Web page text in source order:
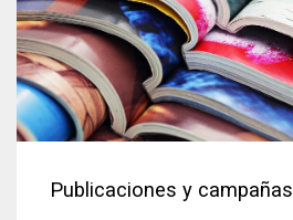
Publicaciones y campañas